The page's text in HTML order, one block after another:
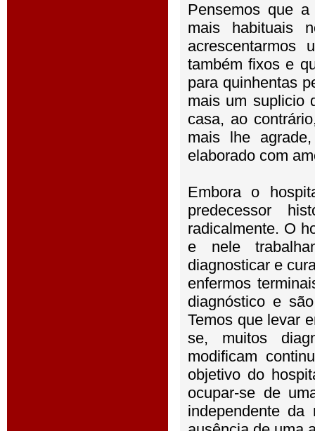
Pensemos que
mais habituais
também fixos e
para quinhentas
mais um suplicio
casa, ao
mais lhe
elaborado com
Embora o
predecessor
radicalmente. O
e nele
diagnosticar e
enfermos
diagnóstico e
Temos que levar
se, muitos
modificam
objetivo do
ocupar-se de
independente